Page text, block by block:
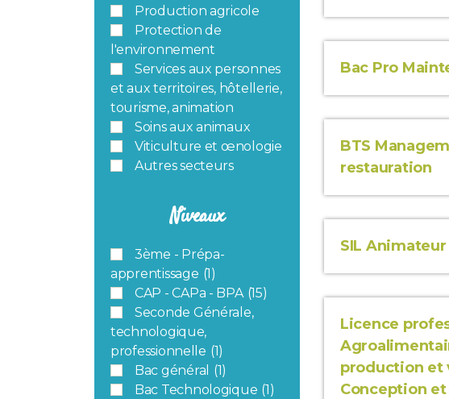
Production agricole
Protection de
l'environnement
Services aux personnes
et aux territoires, hôtellerie,
tourisme, animation
Soins aux animaux
Viticulture et œnologie
Autres secteurs
Niveaux
3ème - Prépa-
apprentissage (1)
CAP - CAPa - BPA (15)
Seconde Générale,
technologique,
professionnelle (1)
Bac général (1)
Bac Technologique (1)
Bac Pro
BTS
restauration
SIL
Licence
production et
Conception